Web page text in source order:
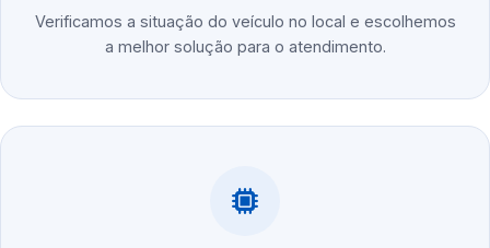
Verificamos a situação do veículo no local e escolhemos
a melhor solução para o atendimento.